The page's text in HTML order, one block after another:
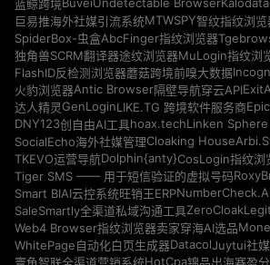
蓝鲸跨境BuveiUndetectable BrowserKalodata
巨易推海外社媒引流系统MTWSPY智纹指纹浏览
SpiderBox-虫盒AbcFinger指纹浏览器
独角兽SCRM翻译器途纹浏览器MuLogin指纹浏
FlashID反检测浏览器蘑菇跨境前嗅大数据
火豹浏览器Antic Browser隔壁导航穿云API
达人精灵GenLoginLIKE.TG 跨境软件服务商
DNY123创自由AI工具hoax.techLinken Sphere
SocialEcho海外社媒管理Cloaking House
TKEVO运营导航Dolphin{anty}CosLogin指纹浏
Tiger SMS —— 用于短信验证的虚拟号码
Smart BIAI云控系统旺销王ERP
SaleSmartly全渠道私域沟通工具ZeroCloak
Web4 Browser指纹浏览器卖家穿海AI选品
WhitePage自动化白页生成器DatacolJuytui社
HotCpa